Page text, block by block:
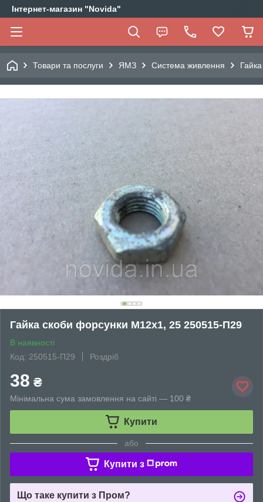
Інтернет-магазин "Novida"
Товари та послуги ЯМЗ Система живлення
Гайка скоби форсунки М12х1, 25 250515-П29
В наявності
Код: 250515-П29
Роздріб
38 ₴
Мінімальна сума замовлення на сайті — 100 ₴
Купити
або
Купити з
Що таке купити з Пром?